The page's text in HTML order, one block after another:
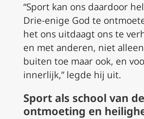
“Sport kan ons daardoor
Drie-enige God te
het ons uitdaagt ons te
en met anderen, niet
buiten toe maar ook, en
innerlijk,” legde hij uit.
Sport als school van
ontmoeting en